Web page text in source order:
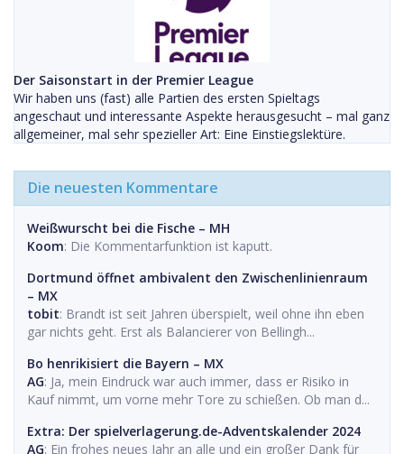
Der Saisonstart in der Premier League
Wir haben uns (fast) alle Partien des ersten Spieltags
angeschaut und interessante Aspekte herausgesucht – mal ganz
allgemeiner, mal sehr spezieller Art: Eine Einstiegslektüre.
Die neuesten Kommentare
Weißwurscht bei die Fische – MH
Koom: Die Kommentarfunktion ist kaputt.
Dortmund öffnet ambivalent den Zwischenlinienraum
– MX
tobit: Brandt ist seit Jahren überspielt, weil ohne ihn eben
gar nichts geht. Erst als Balancierer von Bellingh...
Bo henrikisiert die Bayern – MX
AG: Ja, mein Eindruck war auch immer, dass er Risiko in
Kauf nimmt, um vorne mehr Tore zu schießen. Ob man d...
Extra: Der spielverlagerung.de-Adventskalender 2024
AG: Ein frohes neues Jahr an alle und ein großer Dank für